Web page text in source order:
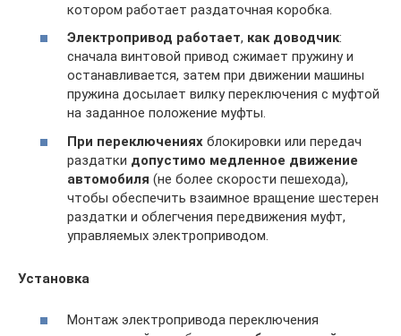
котором работает раздаточная коробка.
Электропривод работает, как доводчик:
сначала винтовой привод сжимает пружину и
останавливается, затем при движении машины
пружина досылает вилку переключения с муфтой
на заданное положение муфты.
При переключениях блокировки или передач
раздатки допустимо медленное движение
автомобиля (не более скорости пешехода),
чтобы обеспечить взаимное вращение шестерен
раздатки и облегчения передвижения муфт,
управляемых электроприводом.
Установка
Монтаж электропривода переключения